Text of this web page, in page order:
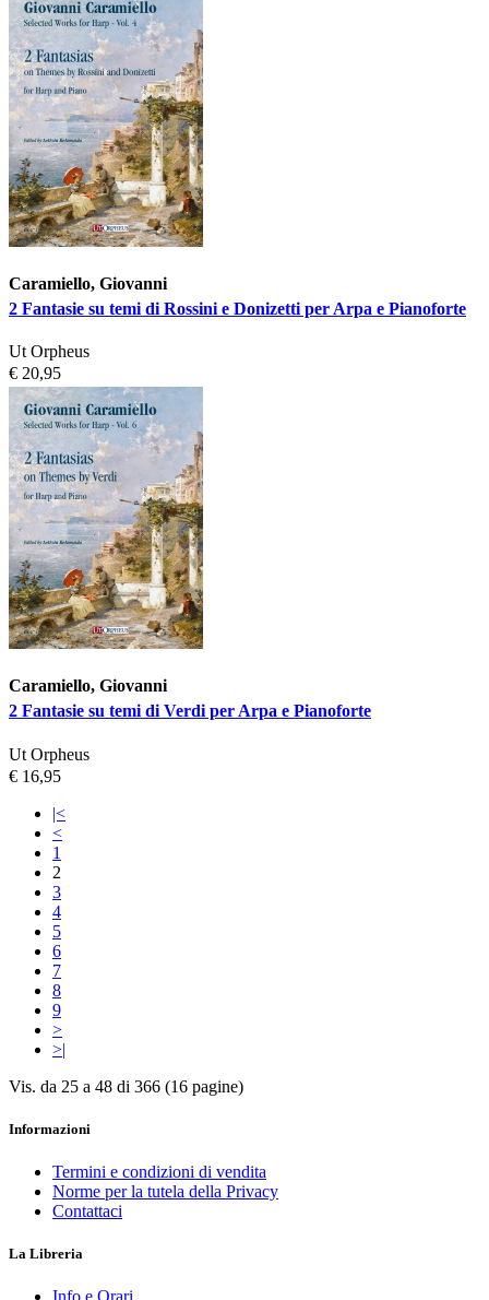
Caramiello, Giovanni
2 Fantasie su temi di Rossini e Donizetti per Arpa e Pianoforte
Ut Orpheus
€ 20,95
Caramiello, Giovanni
2 Fantasie su temi di Verdi per Arpa e Pianoforte
Ut Orpheus
€ 16,95
|<
<
1
2
3
4
5
6
7
8
9
>
>|
Vis. da 25 a 48 di 366 (16 pagine)
Informazioni
Termini e condizioni di vendita
Norme per la tutela della Privacy
Contattaci
La Libreria